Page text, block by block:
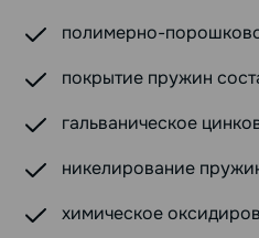
полимерно-
покрытие пружин
гальваническое
никелирование
химическое